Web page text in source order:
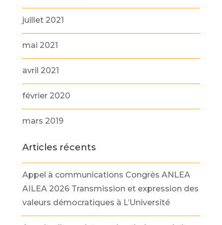
juillet 2021
mai 2021
avril 2021
février 2020
mars 2019
Articles récents
Appel à communications Congrès ANLEA
AILEA 2026 Transmission et expression des
valeurs démocratiques à L’Université